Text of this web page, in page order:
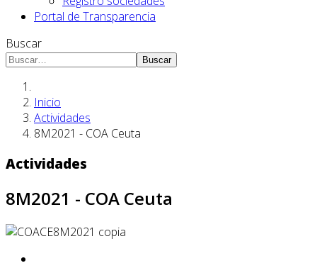
Portal de Transparencia
Buscar
Buscar
Inicio
Actividades
8M2021 - COA Ceuta
Actividades
8M2021 - COA Ceuta